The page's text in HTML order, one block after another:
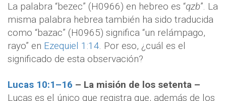
La palabra “bezec” (H0966) en hebreo es “qzb”. La
misma palabra hebrea también ha sido traducida
como “bazac” (H0965) significa “un relámpago,
rayo” en Ezequiel 1:14. Por eso, ¿cuál es el
significado de esta observación?
Lucas 10:1–16 – La misión de los setenta –
Lucas es el único que registra que, además de los